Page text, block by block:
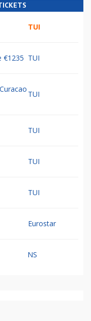
TUI
€1235 TUI
TUI
TUI
TUI
TUI
Eurostar
NS